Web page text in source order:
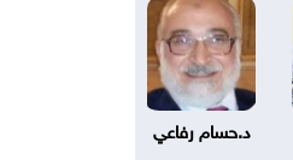
د.حسام رفاعي